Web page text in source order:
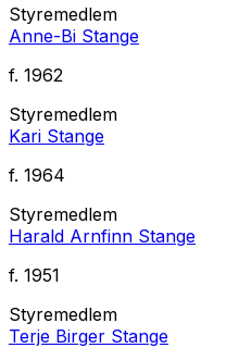
Styremedlem
Anne-Bi Stange
f. 1962
Styremedlem
Kari Stange
f. 1964
Styremedlem
Harald Arnfinn Stange
f. 1951
Styremedlem
Terje Birger Stange